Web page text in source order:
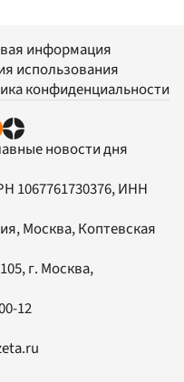
информация
использования
конфиденциальности
новости дня
1067761730376, ИНН
Москва, Коптевская
, г. Москва,
12